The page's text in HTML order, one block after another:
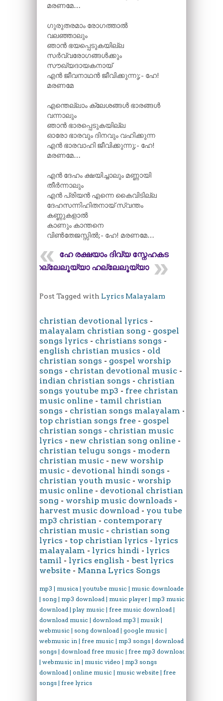
മരണമേ…
ഗുരുതരമാം രോഗത്താൽ
വലഞ്ഞാലും
ഞാൻ ഭയപ്പെടുകയില്ല
സർവ്വരോഗങ്ങൾക്കും
സൗഖ്യദായകനായ്
എൻ ജീവനാഥൻ ജീവിക്കുന്നു;- ഹേ!
മരണമേ
എന്തെല്ലാം ക്ലേശങ്ങൾ ഭാരങ്ങൾ
വന്നാലും
ഞാൻ ഭാരപ്പെടുകയില്ല
ഓരോ ഭാരവും ദിനവും വഹിക്കുന്ന
എൻ ഭാരവാഹി ജീവിക്കുന്നു;- ഹേ!
മരണമേ…
എൻ ദേഹം ക്ഷയിച്ചാലും മണ്ണായി
തീർന്നാലും
എൻ പ്രിയൻ എന്നെ കൈവിടില്ല
ദേഹസന്നിഹിതനായ് സ്വന്തം
കണ്ണുകളാൽ
കാണും കാന്തനെ
വിൺതേജസ്സിൽ;- ഹേ! മരണമേ…
ഹേ രക്ഷയാം ദിവ്യ സ്നേഹകടലേ
ഹല്ലേലൂയ്യാ ഹല്ലേലൂയ്യാ
Post Tagged with Lyrics Malayalam
christian devotional lyrics -
malayalam christian song - gospel
songs lyrics - christians songs -
english christian musics - old
christian songs - gospel worship
songs - christan devotional music -
indian christian songs - christian
songs youtube mp3 - free christan
music online - tamil christian
songs - christian songs malayalam -
top christian songs free - gospel
christian songs - christian music
lyrics - new christian song online -
christian telugu songs - modern
christian music - new worship
music - devotional hindi songs -
christian youth music - worship
music online - devotional christian
song - worship music downloads -
harvest music download - you tube
mp3 christian - contemporary
christian music - christian song
lyrics - top christian lyrics - lyrics
malayalam - lyrics hindi - lyrics
tamil - lyrics english - best lyrics
website - Manna Lyrics Songs
mp3 | musica | youtube music | music downloader
| song | mp3 download | music player | mp3 music
download | play music | free music download |
download music | download mp3 | musik |
webmusic | song download | google music |
webmusic in | free music | mp3 songs | download
songs | download free music | free mp3 download
| webmusic in | music video | mp3 songs
download | online music | music website | free
songs | free lyrics